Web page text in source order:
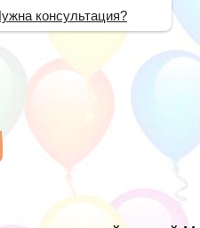
консультация?